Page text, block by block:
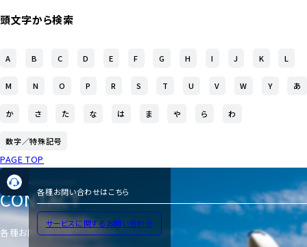
頭文字から検索
A B C D E F G H I J K L
M N O P R S T U V W Y あ
か さ た な は ま や ら わ
数字／特殊記号
PAGE TOP
各種お問い合わせはこちら
サービスに関するお問い合わせ
CONTACT
各種お問い合わせ